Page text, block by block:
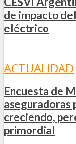
de impacto
eléctrico
ACTUALIDAD
Encuesta de
aseguradoras
creciendo,
primordial